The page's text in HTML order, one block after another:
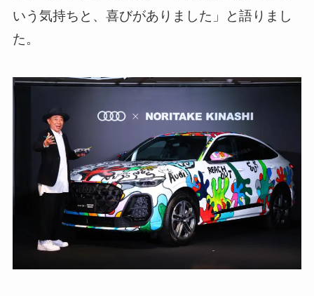
いう気持ちと、喜びがありました」と語りまし
た。